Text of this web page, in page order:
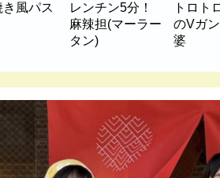
風パス
レンチン5分！
麻辣担(マーラー
タン)
トロト
のVガ
婆